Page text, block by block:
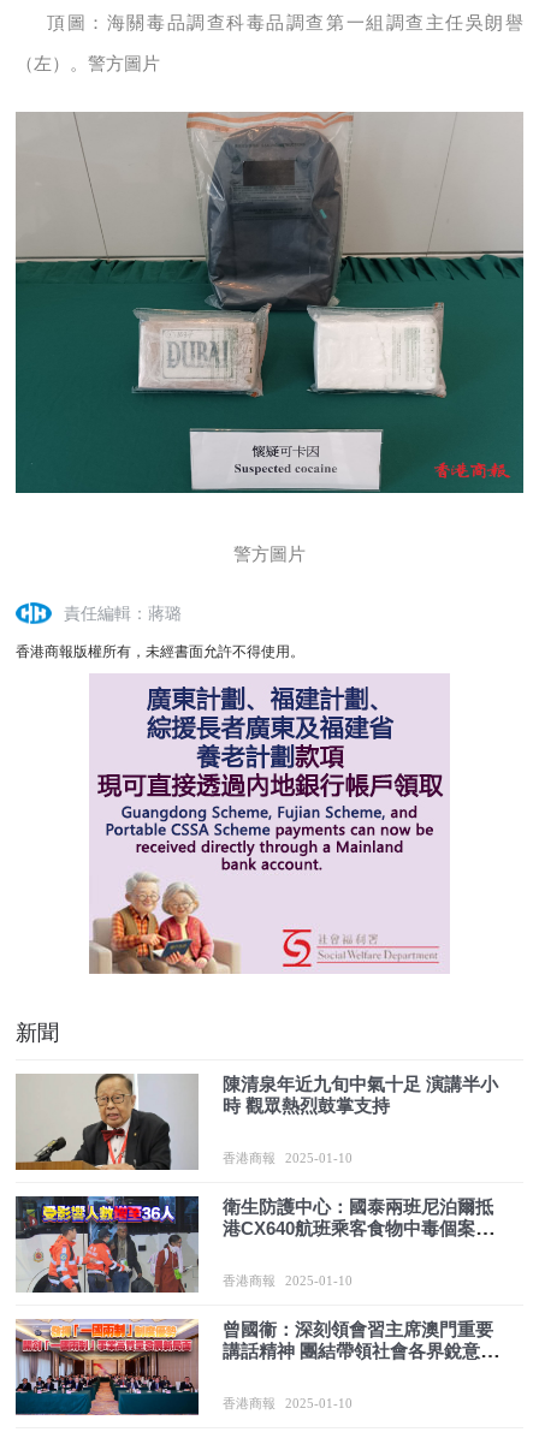
頂圖：海關毒品調查科毒品調查第一組調查主任吳朗譽
（左）。警方圖片
警方圖片
責任編輯：蔣璐
香港商報版權所有，未經書面允許不得使用。
新聞
陳清泉年近九旬中氣十足 演講半小
時 觀眾熱烈鼓掌支持
香港商報 2025-01-10
衛生防護中心：國泰兩班尼泊爾抵
港CX640航班乘客食物中毒個案有
香港商報 2025-01-10
曾國衞：深刻領會習主席澳門重要
講話精神 團結帶領社會各界銳意改
香港商報 2025-01-10